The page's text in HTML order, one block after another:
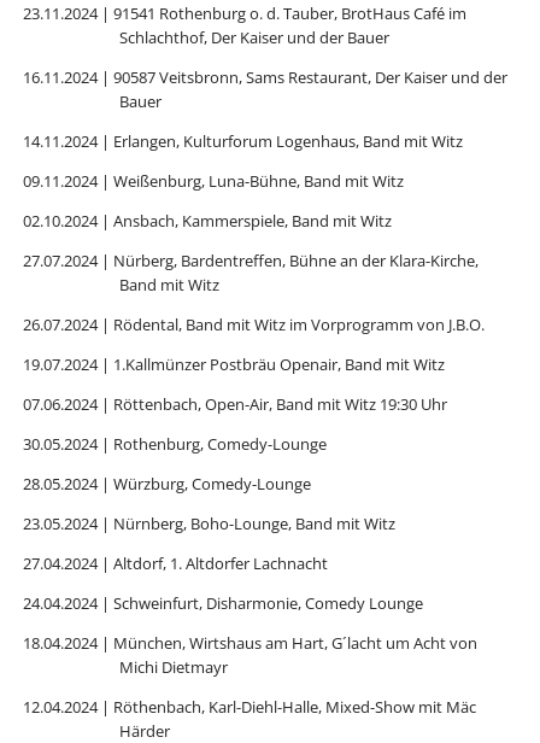
23.11.2024 | 91541 Rothenburg o. d. Tauber, BrotHaus Café im
Schlachthof, Der Kaiser und der Bauer
16.11.2024 | 90587 Veitsbronn, Sams Restaurant, Der Kaiser und der
Bauer
14.11.2024 | Erlangen, Kulturforum Logenhaus, Band mit Witz
09.11.2024 | Weißenburg, Luna-Bühne, Band mit Witz
02.10.2024 | Ansbach, Kammerspiele, Band mit Witz
27.07.2024 | Nürberg, Bardentreffen, Bühne an der Klara-Kirche,
Band mit Witz
26.07.2024 | Rödental, Band mit Witz im Vorprogramm von J.B.O.
19.07.2024 | 1.Kallmünzer Postbräu Openair, Band mit Witz
07.06.2024 | Röttenbach, Open-Air, Band mit Witz 19:30 Uhr
30.05.2024 | Rothenburg, Comedy-Lounge
28.05.2024 | Würzburg, Comedy-Lounge
23.05.2024 | Nürnberg, Boho-Lounge, Band mit Witz
27.04.2024 | Altdorf, 1. Altdorfer Lachnacht
24.04.2024 | Schweinfurt, Disharmonie, Comedy Lounge
18.04.2024 | München, Wirtshaus am Hart, G´lacht um Acht von
Michi Dietmayr
12.04.2024 | Röthenbach, Karl-Diehl-Halle, Mixed-Show mit Mäc
Härder